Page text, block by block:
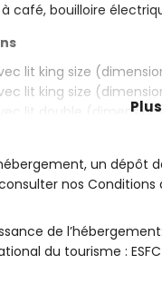
café, bouilloire
lit king size
lit king size
lit double
chacune avec
lavabo simple,
un dépôt
nos Conditions
de
du tourisme :